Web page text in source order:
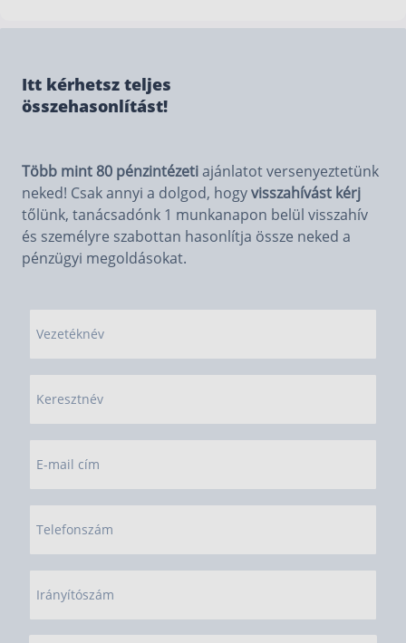
igénybe, aki fizet személyi jövedelemadót.
meg tudunk adni kedvezményezettként.
Itt kérhetsz teljes
összehasonlítást!
Több mint 80 pénzintézetiajánlatot versenyeztetünk
neked! Csak annyi a dolgod, hogyvisszahívást kérj
tőlünk, tanácsadónk 1 munkanapon belül visszahív
és személyre szabottan hasonlítja össze neked a
pénzügyi megoldásokat.
Vezetéknév
Keresztnév
E-mail cím
Telefonszám
Irányítószám